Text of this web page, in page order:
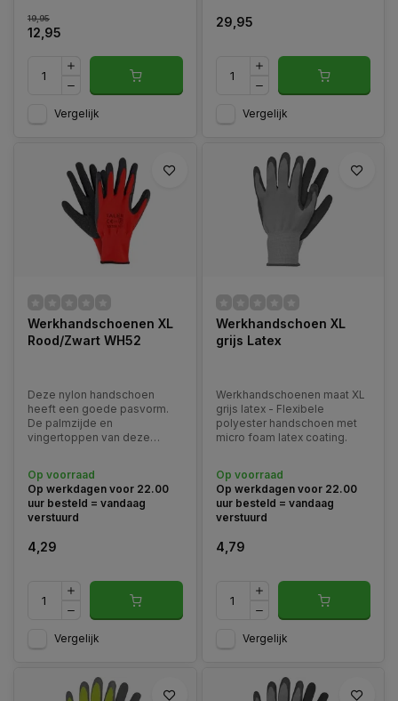
19,95
12,95
Vergelijk
29,95
Vergelijk
Werkhandschoenen XL
Rood/Zwart WH52
Deze nylon handschoen
heeft een goede pasvorm.
De palmzijde en
vingertoppen van deze
goede grip zorgt.
Op voorraad
Op werkdagen voor 22.00
uur besteld = vandaag
verstuurd
4,29
Vergelijk
Werkhandschoen XL
grijs Latex
Werkhandschoenen maat XL
grijs latex - Flexibele
polyester handschoen met
micro foam latex coating.
Op voorraad
Op werkdagen voor 22.00
uur besteld = vandaag
verstuurd
4,79
Vergelijk